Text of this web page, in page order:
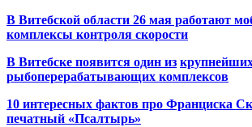
В Витебской области 26 мая работают
комплексы контроля скорости
В Витебске появится один из
рыбоперерабатывающих комплексов
10 интересных фактов про Франциска
печатный «Псалтырь»